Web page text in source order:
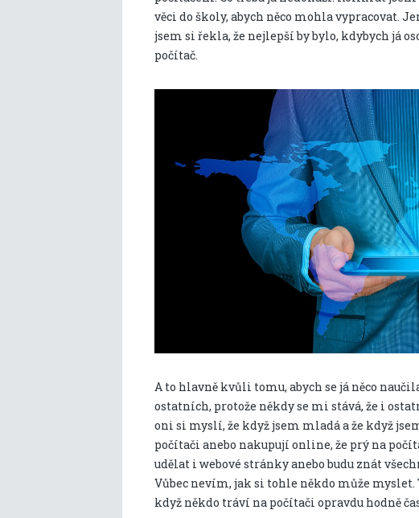
věci do školy, abych něco mohla vypracovat.
jsem si řekla, že nejlepší by bylo, kdybych já
počítač.
A to hlavně kvůli tomu, abych se já něco
ostatních, protože někdy se mi stává, že i
oni si myslí, že když jsem mladá a že když
počítači anebo nakupují online, že prý na
udělat i webové stránky anebo budu znát
Vůbec nevím, jak si tohle někdo může
když někdo tráví na počítači opravdu hodně